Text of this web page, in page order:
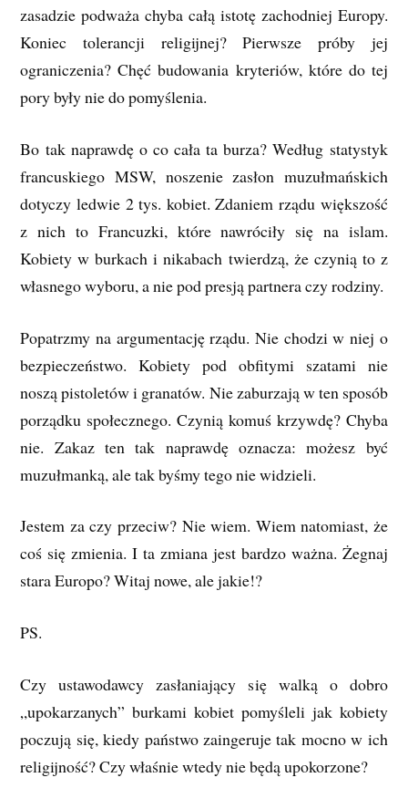
zasadzie podważa chyba całą istotę zachodniej Europy.
Koniec tolerancji religijnej? Pierwsze próby jej
ograniczenia? Chęć budowania kryteriów, które do tej
pory były nie do pomyślenia.
Bo tak naprawdę o co cała ta burza? Według statystyk
francuskiego MSW, noszenie zasłon muzułmańskich
dotyczy ledwie 2 tys. kobiet. Zdaniem rządu większość
z nich to Francuzki, które nawróciły się na islam.
Kobiety w burkach i nikabach twierdzą, że czynią to z
własnego wyboru, a nie pod presją partnera czy rodziny.
Popatrzmy na argumentację rządu. Nie chodzi w niej o
bezpieczeństwo. Kobiety pod obfitymi szatami nie
noszą pistoletów i granatów. Nie zaburzają w ten sposób
porządku społecznego. Czynią komuś krzywdę? Chyba
nie. Zakaz ten tak naprawdę oznacza: możesz być
muzułmanką, ale tak byśmy tego nie widzieli.
Jestem za czy przeciw? Nie wiem. Wiem natomiast, że
coś się zmienia. I ta zmiana jest bardzo ważna. Żegnaj
stara Europo? Witaj nowe, ale jakie!?
PS.
Czy ustawodawcy zasłaniający się walką o dobro
„upokarzanych” burkami kobiet pomyśleli jak kobiety
poczują się, kiedy państwo zaingeruje tak mocno w ich
religijność? Czy właśnie wtedy nie będą upokorzone?